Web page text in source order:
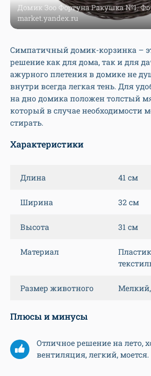
Домик Зоо Фортуна Ракушка №1.
market.yandex.ru
Симпатичный домик-корзинка –
решение как для дома, так и для
ажурного плетения в домике не
внутри всегда легкая тень. Для
на дно домика положен толстый
который в случае необходимости
стирать.
Характеристики
Длина 41 см
Ширина 32 см
Высота 31 см
Материал
Размер животного
Плюсы и минусы
Отличное решение на лето,
вентиляция, легкий, моется.